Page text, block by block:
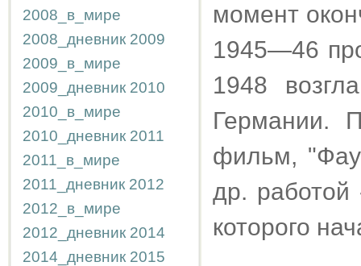
2008_в_мире
2008_дневник 2009
2009_в_мире
2009_дневник 2010
2010_в_мире
2010_дневник 2011
2011_в_мире
2011_дневник 2012
2012_в_мире
2012_дневник 2014
2014_дневник 2015
момент
1945—46
1948
Германии.
фильм,
др.
которого